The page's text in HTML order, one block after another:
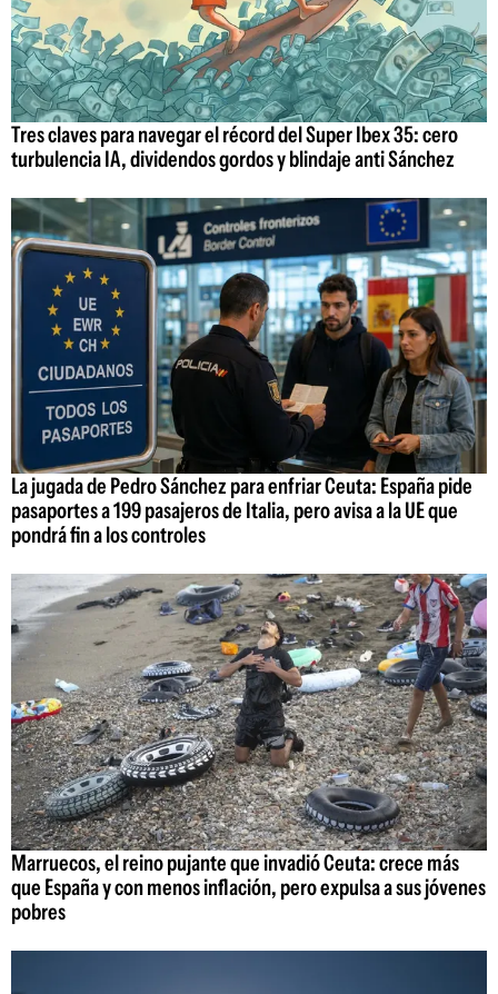
Tres claves para navegar el récord del Super Ibex 35: cero
turbulencia IA, dividendos gordos y blindaje anti Sánchez
La jugada de Pedro Sánchez para enfriar Ceuta: España pide
pasaportes a 199 pasajeros de Italia, pero avisa a la UE que
pondrá fin a los controles
Marruecos, el reino pujante que invadió Ceuta: crece más
que España y con menos inflación, pero expulsa a sus jóvenes
pobres